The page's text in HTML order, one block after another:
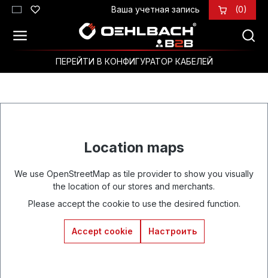
Перейти к основному содержанию
Ваша учетная запись (0)
ПЕРЕЙТИ В КОНФИГУРАТОР КАБЕЛЕЙ
Location maps
We use OpenStreetMap as tile provider to show you visually
the location of our stores and merchants.
Please accept the cookie to use the desired function.
Accept cookie Настроить